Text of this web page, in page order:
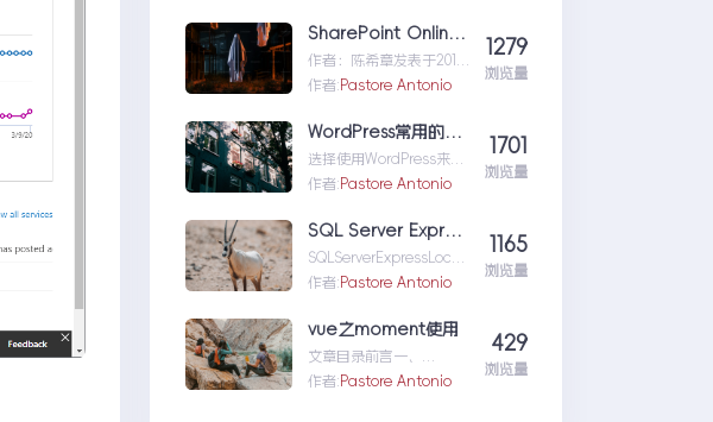
1.manifesh.jso...Chrome
SharePoint Online Add-in 开发简介
作者：陈希章发表于2017
年12月22日在再谈
到了
Add-in开发简介
作者:Pastore Antonio
1279
浏览量
WordPress常用的函数、方法,判断是否是首页、文章页等函数
选择使用WordPress来搭
建博客，主要原因便在于
度，还有各种
围...WordPress常用的函
数、方法,判断是否是首
页、文章页等函数
作者:Pastore Antonio
1701
浏览量
SQL Server Express LocalDB 中文乱码问题
SQLServerExpressLocal
DB中文乱码问题
erverExpressLocalDB中
作者:Pastore Antonio
1165
浏览量
vue之moment使用
文章目录前言一、
moment是什么？1.日期
作者:Pastore Antonio
429
浏览量